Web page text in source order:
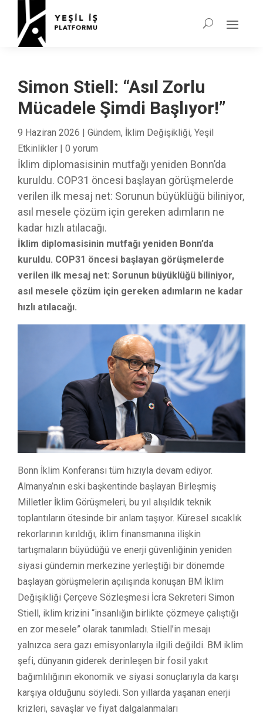
Simon Stiell: “Asıl Zorlu
Mücadele Şimdi Başlıyor!”
9 Haziran 2026 | Gündem, İklim Değişikliği, Yeşil
Etkinlikler | 0 yorum
İklim diplomasisinin mutfağı yeniden Bonn’da
kuruldu. COP31 öncesi başlayan görüşmelerde
verilen ilk mesaj net: Sorunun büyüklüğü biliniyor,
asıl mesele çözüm için gereken adımların ne
kadar hızlı atılacağı.
İklim diplomasisinin mutfağı yeniden Bonn’da
kuruldu. COP31 öncesi başlayan görüşmelerde
verilen ilk mesaj net: Sorunun büyüklüğü biliniyor,
asıl mesele çözüm için gereken adımların ne kadar
hızlı atılacağı.
Bonn İklim Konferansı tüm hızıyla devam ediyor.
Almanya’nın eski başkentinde başlayan Birleşmiş
Milletler İklim Görüşmeleri, bu yıl alışıldık teknik
toplantıların ötesinde bir anlam taşıyor. Küresel sıcaklık
rekorlarının kırıldığı, iklim finansmanına ilişkin
tartışmaların büyüdüğü ve enerji güvenliğinin yeniden
siyasi gündemin merkezine yerleştiği bir dönemde
başlayan görüşmelerin açılışında konuşan BM İklim
Değişikliği Çerçeve Sözleşmesi İcra Sekreteri Simon
Stiell, iklim krizini “insanlığın birlikte çözmeye çalıştığı
en zor mesele” olarak tanımladı. Stiell’in mesajı
yalnızca sera gazı emisyonlarıyla ilgili değildi. BM iklim
şefi, dünyanın giderek derinleşen bir fosil yakıt
bağımlılığının ekonomik ve siyasi sonuçlarıyla da karşı
karşıya olduğunu söyledi. Son yıllarda yaşanan enerji
krizleri, savaşlar ve fiyat dalgalanmaları